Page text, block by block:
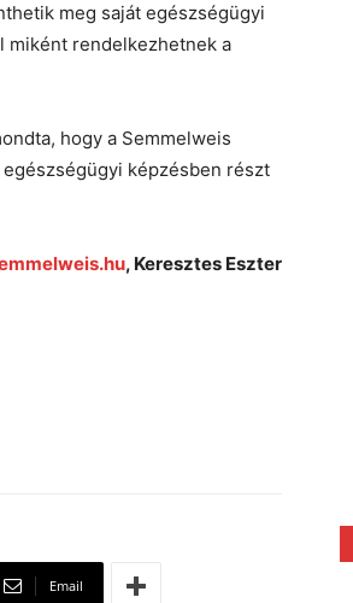
meg saját egészségügyi
miként rendelkezhetnek a
hogy a Semmelweis
képzésben részt
, Keresztes Eszter
Email